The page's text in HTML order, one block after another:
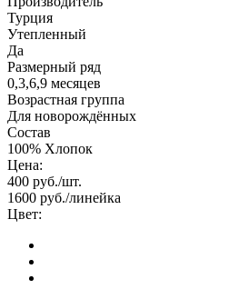
Турция
Утепленный
Да
Размерный ряд
0,3,6,9 месяцев
Возрастная группа
Для новорождённых
Состав
100% Хлопок
Цена:
400 руб./шт.
1600 руб./линейка
Цвет: